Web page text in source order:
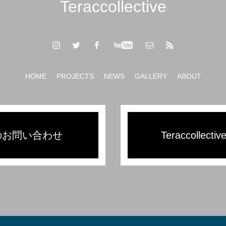
Teraccollective
HOME PROJECTS NEWS GALLERY ABOUT
問い合わせ